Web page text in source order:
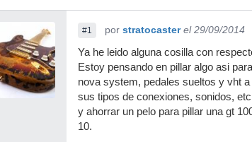
#1 por stratocaster el 29/09/2014
Ya he leido alguna cosilla con
Estoy pensando en pillar algo asi
nova system, pedales sueltos y vht
sus tipos de conexiones, sonidos,
y ahorrar un pelo para pillar una gt
10.